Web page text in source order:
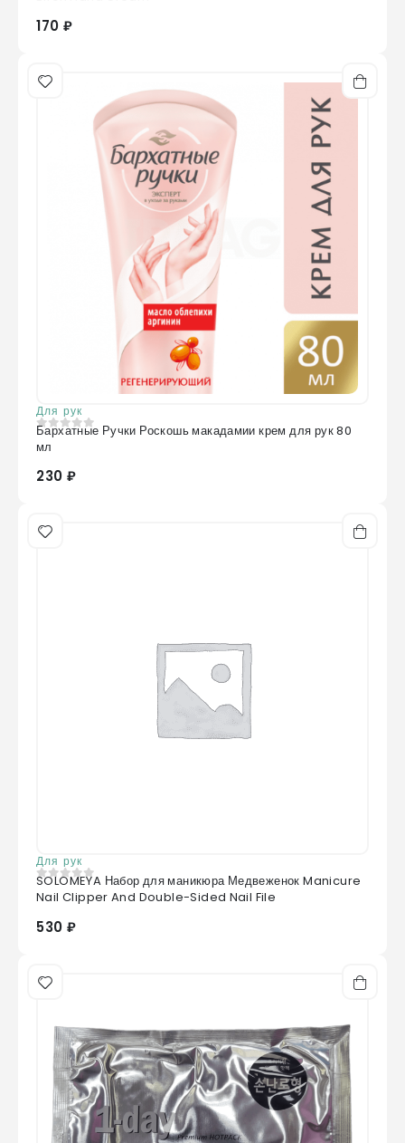
170 ₽
Для рук
0из 5
Бархатные Ручки Роскошь макадамии крем для рук 80
мл
230 ₽
Для рук
0 из 5
SOLOMEYA Набор для маникюра Медвеженок Manicure
Nail Clipper And Double-Sided Nail File
530 ₽